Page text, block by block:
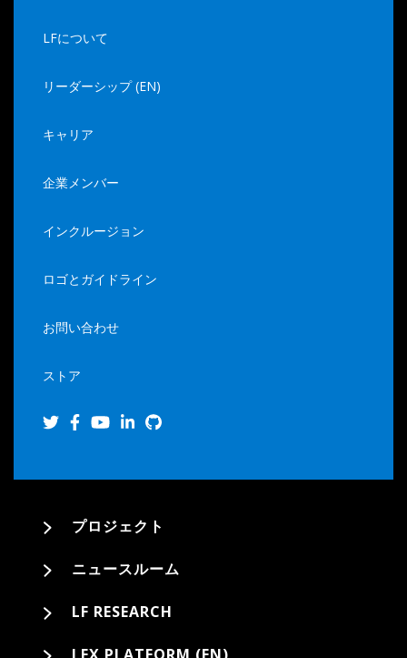
LFについて
リーダーシップ (EN)
キャリア
企業メンバー
インクルージョン
ロゴとガイドライン
お問い合わせ
ストア
プロジェクト
ニュースルーム
LF RESEARCH